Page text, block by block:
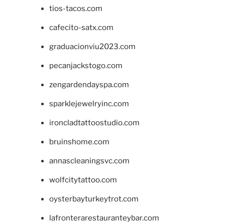
tios-tacos.com
cafecito-satx.com
graduacionviu2023.com
pecanjackstogo.com
zengardendayspa.com
sparklejewelryinc.com
ironcladtattoostudio.com
bruinshome.com
annascleaningsvc.com
wolfcitytattoo.com
oysterbayturkeytrot.com
lafronterarestauranteybar.com